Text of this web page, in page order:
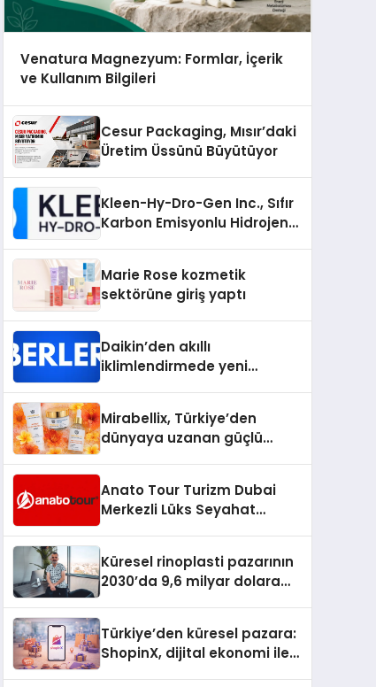
Venatura Magnezyum: Formlar, İçerik
ve Kullanım Bilgileri
Cesur Packaging, Mısır’daki
Üretim Üssünü Büyütüyor
Kleen-Hy-Dro-Gen Inc., Sıfır
Karbon Emisyonlu Hidrojen
Aldı
Marie Rose kozmetik
sektörüne giriş yaptı
Daikin’den akıllı
iklimlendirmede yeni
Mirabellix, Türkiye’den
dünyaya uzanan güçlü
Anato Tour Turizm Dubai
Merkezli Lüks Seyahat
Küresel rinoplasti pazarının
2030’da 9,6 milyar dolara
Türkiye’den küresel pazara:
ShopinX, dijital ekonomi ile